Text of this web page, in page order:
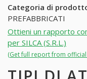
Categoria di
PREFABBRICATI
Ottieni un rapporto
per SILCA (S.R.L.)
(Get full report from official